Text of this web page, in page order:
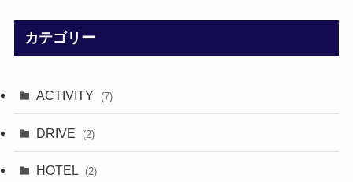
カテゴリー
ACTIVITY (7)
DRIVE (2)
HOTEL (2)